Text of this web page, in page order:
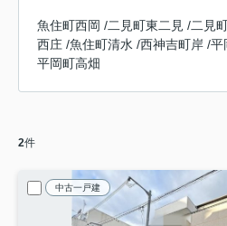
魚住町西岡 /二見町東二見 /二見
西庄 /魚住町清水 /西神吉町岸 /平
平岡町高畑
2件
中古一戸建